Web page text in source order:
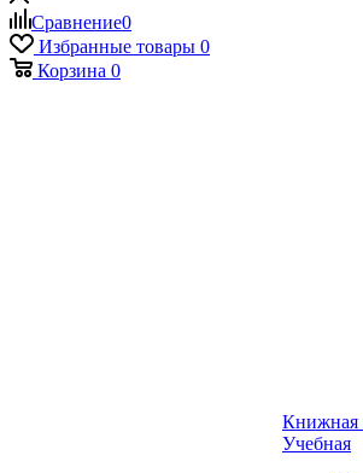
Сравнение0
Избранные товары 0
Корзина 0
Книжная
Учебная